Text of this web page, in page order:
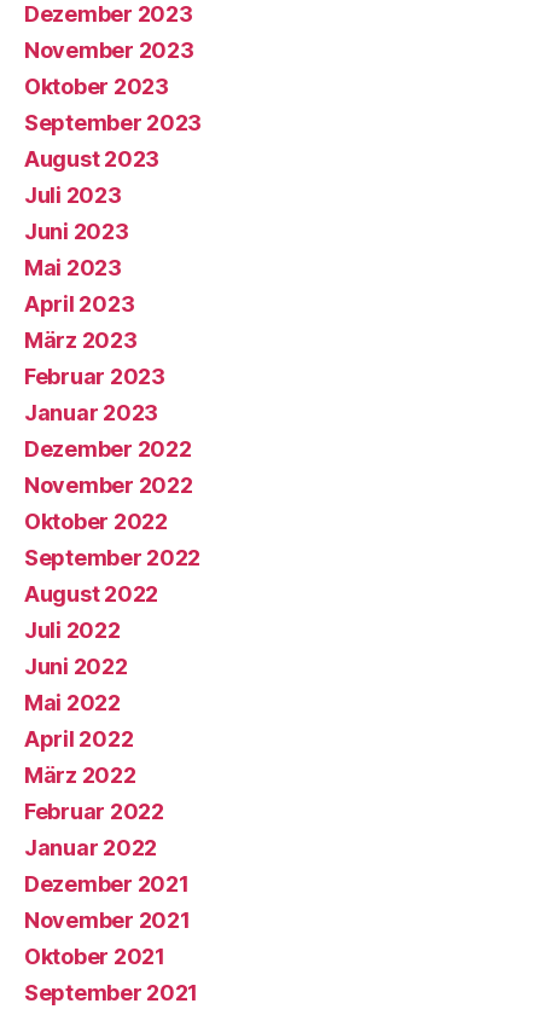
Dezember 2023
November 2023
Oktober 2023
September 2023
August 2023
Juli 2023
Juni 2023
Mai 2023
April 2023
März 2023
Februar 2023
Januar 2023
Dezember 2022
November 2022
Oktober 2022
September 2022
August 2022
Juli 2022
Juni 2022
Mai 2022
April 2022
März 2022
Februar 2022
Januar 2022
Dezember 2021
November 2021
Oktober 2021
September 2021